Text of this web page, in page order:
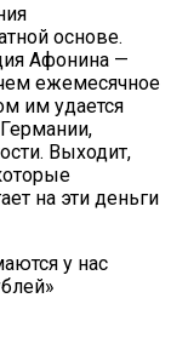
основе.
Афонина —
ежемесячное
им удается
Выходит,
на эти деньги
у нас